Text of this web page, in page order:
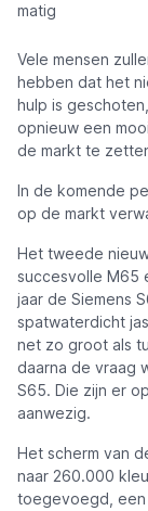
matig
Vele mensen
hebben dat het
hulp is
opnieuw een
de markt te
In de komende
op de markt
Het tweede
succesvolle M65
jaar de Siemens
spatwaterdicht
net zo groot als
daarna de vraag
S65. Die zijn er
aanwezig.
Het scherm van
naar 260.000
toegevoegd, een